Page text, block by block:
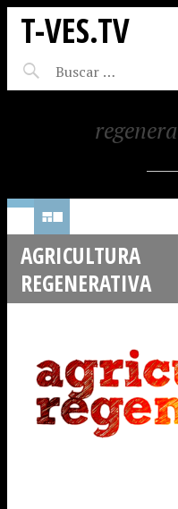
T-VES.TV
AGRICULTURA
REGENERATIVA